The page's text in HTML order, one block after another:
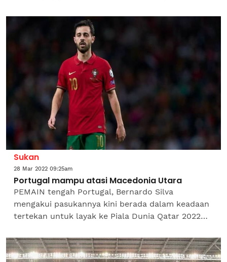
musim ini.Malah bekas pemain Red...
Sukan
28 Mar 2022 09:25am
Portugal mampu atasi Macedonia Utara
PEMAIN tengah Portugal, Bernardo Silva
mengakui pasukannya kini berada dalam keadaan
tertekan untuk layak ke Piala Dunia Qatar 2022
27 tahun itu memberi...